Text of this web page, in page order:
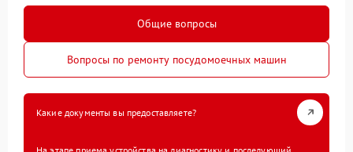
Общие вопросы
Вопросы по ремонту посудомоечных машин
Какие документы вы предоставляете?